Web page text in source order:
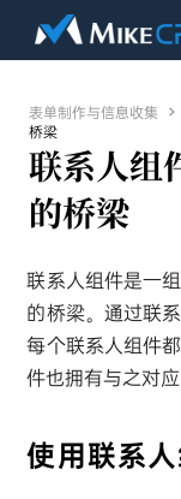
表单制作与信息收集 
桥梁
联系人组
的桥梁
联系人组件是一
的桥梁。通过联
每个联系人组件
件也拥有与之对
使用联系